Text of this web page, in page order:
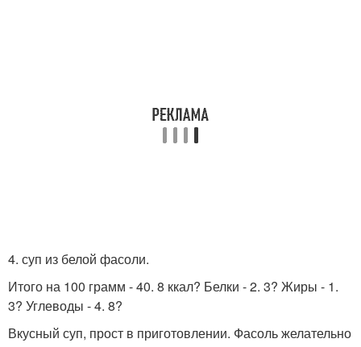
4. суп из белой фасоли.
Итого на 100 грамм - 40. 8 ккал? Белки - 2. 3? Жиры - 1.
3? Углеводы - 4. 8?
Вкусный суп, прост в приготовлении. Фасоль желательно